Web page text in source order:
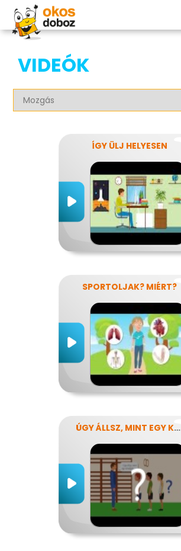
VIDEÓK
ÍGY ÜLJ HELYESEN
SPORTOLJAK? MIÉRT?
ÚGY ÁLLSZ, MINT EGY KÉRDŐJEL